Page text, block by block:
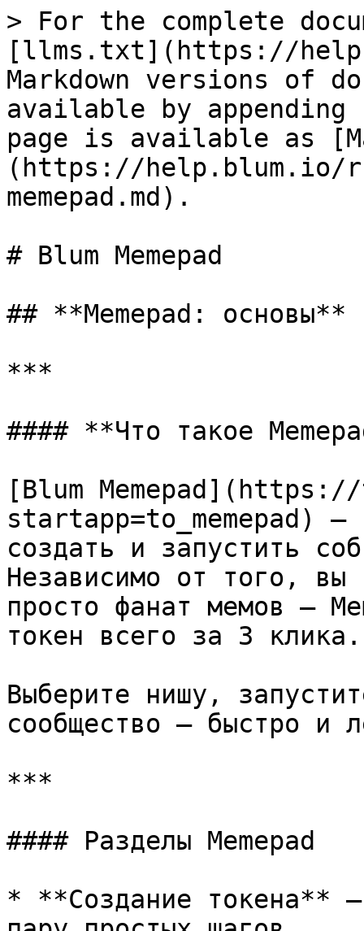
> For the complete
[llms.txt](https://
Markdown versions of
available by
page is available as
(https://help.blum.io/
memepad.md).
# Blum Memepad
## **Memepad: основы**
***
#### **Что такое
[Blum
startapp=to_memepad) —
создать и запустить
Независимо от того, вы
просто фанат мемов —
токен всего за 3 клика.
Выберите нишу,
сообщество — быстро и
***
#### Разделы Memepad
* **Создание токена**